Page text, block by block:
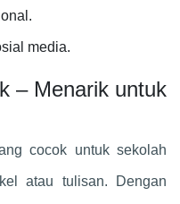
media.
– Menarik untuk
cocok untuk sekolah
atau tulisan. Dengan